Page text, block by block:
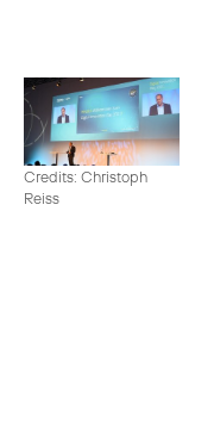
Credits: Christoph
Reiss